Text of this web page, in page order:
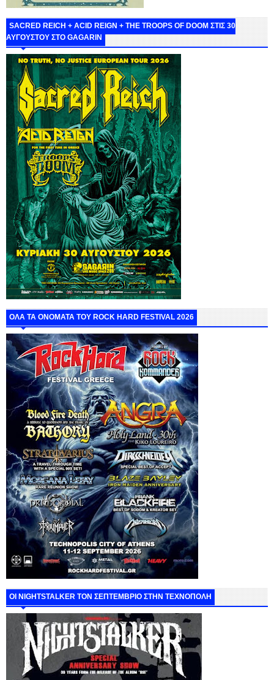
SACRED REICH + ACID REIGN + THE TROOPS OF DOOM ΣΤΙΣ 30
ΑΥΓΟΥΣΤΟΥ ΣΤΟ GAGARIN
ΟΛΑ ΤΑ ΟΝΟΜΑΤΑ ΤΟΥ ROCK HARD FESTIVAL 2026
ΟΙ NIGHTSTALKER ΤΟΝ ΣΕΠΤΕΜΒΡΙΟ ΣΤΗΝ ΤΕΧΝΟΠΟΛΗ